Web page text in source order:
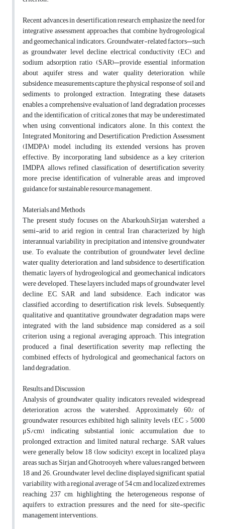
Recent advances in desertification research emphasize the need for
integrative assessment approaches that combine hydrogeological
and geomechanical indicators. Groundwater-related factors—such
as groundwater level decline, electrical conductivity (EC), and
sodium adsorption ratio (SAR)—provide essential information
about aquifer stress and water quality deterioration, while
subsidence measurements capture the physical response of soil and
sediments to prolonged extraction. Integrating these datasets
enables a comprehensive evaluation of land degradation processes
and the identification of critical zones that may be underestimated
when using conventional indicators alone. In this context, the
Integrated Monitoring and Desertification Prediction Assessment
(IMDPA) model, including its extended versions, has proven
effective. By incorporating land subsidence as a key criterion,
IMDPA allows refined classification of desertification severity,
more precise identification of vulnerable areas, and improved
guidance for sustainable resource management.
Materials and Methods
The present study focuses on the Abarkouh–Sirjan watershed, a
semi-arid to arid region in central Iran characterized by high
interannual variability in precipitation and intensive groundwater
use. To evaluate the contribution of groundwater level decline,
water quality deterioration, and land subsidence to desertification,
thematic layers of hydrogeological and geomechanical indicators
were developed. These layers included maps of groundwater level
decline, EC, SAR, and land subsidence. Each indicator was
classified according to desertification risk levels. Subsequently,
qualitative and quantitative groundwater degradation maps were
integrated with the land subsidence map, considered as a soil
criterion, using a regional averaging approach. This integration
produced a final desertification severity map reflecting the
combined effects of hydrological and geomechanical factors on
land degradation.
Results and Discussion
Analysis of groundwater quality indicators revealed widespread
deterioration across the watershed. Approximately 60% of
groundwater resources exhibited high salinity levels (EC > 5,000
μS/cm), indicating substantial ionic accumulation due to
prolonged extraction and limited natural recharge. SAR values
were generally below 18 (low sodicity), except in localized playa
areas such as Sirjan and Ghotrooyeh, where values ranged between
18 and 26. Groundwater level decline displayed significant spatial
variability, with a regional average of 54 cm and localized extremes
reaching 237 cm, highlighting the heterogeneous response of
aquifers to extraction pressures and the need for site-specific
management interventions.